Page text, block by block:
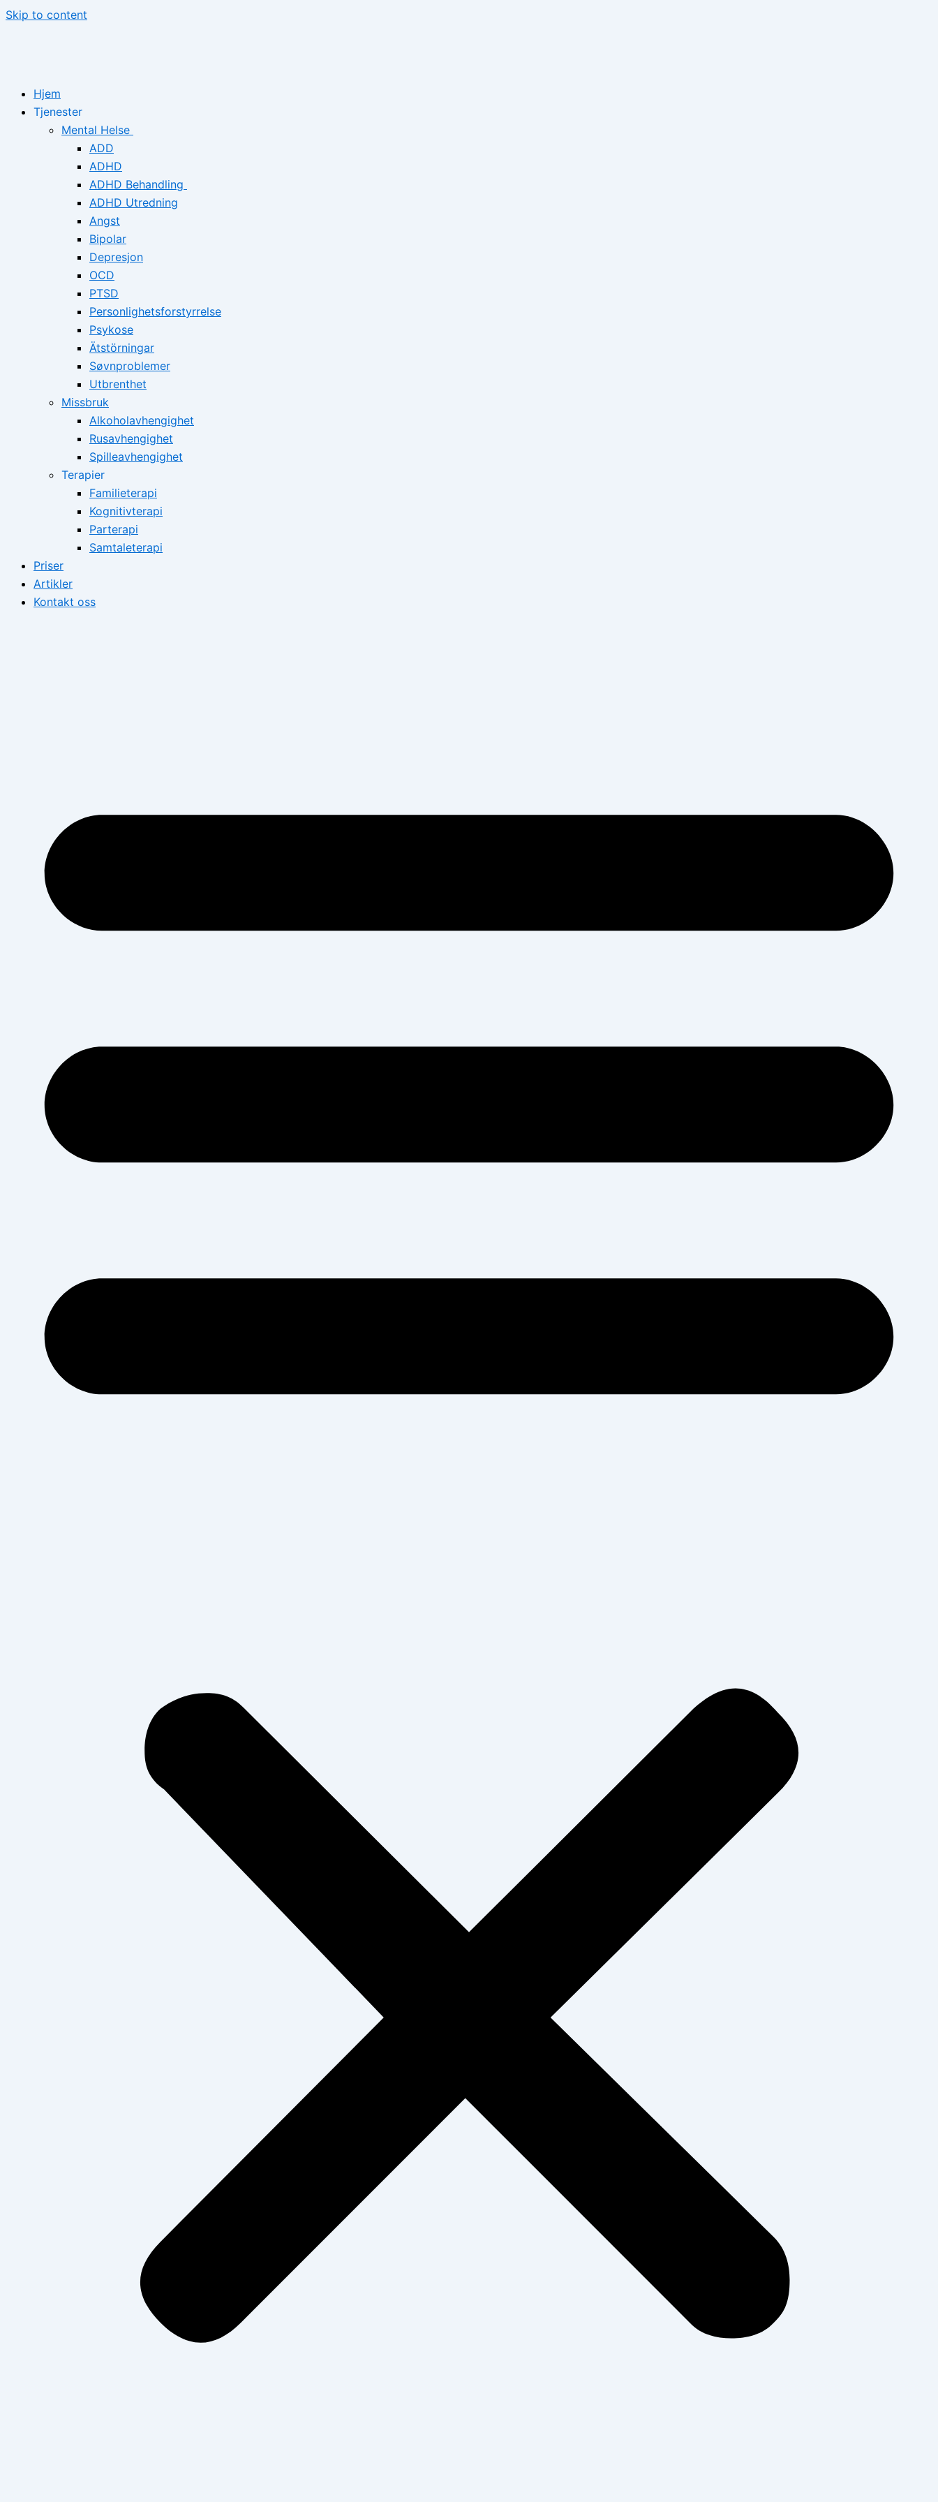
Skip to content
Hjem
Tjenester
Mental Helse
ADD
ADHD
ADHD Behandling
ADHD Utredning
Angst
Bipolar
Depresjon
OCD
PTSD
Personlighetsforstyrrelse
Psykose
Ätstörningar
Søvnproblemer
Utbrenthet
Missbruk
Alkoholavhengighet
Rusavhengighet
Spilleavhengighet
Terapier
Familieterapi
Kognitivterapi
Parterapi
Samtaleterapi
Priser
Artikler
Kontakt oss